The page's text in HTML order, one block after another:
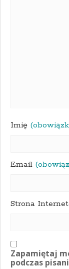
Imię
Email
Strona
Zapamiętaj
podczas